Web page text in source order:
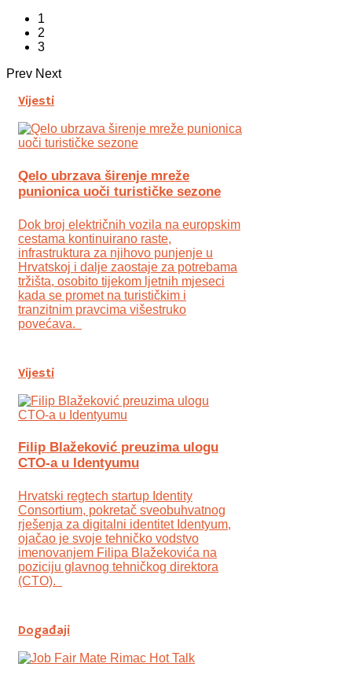
1
2
3
Prev Next
Vijesti
Qelo ubrzava širenje mreže
punionica uoči turističke sezone
Dok broj električnih vozila na europskim
cestama kontinuirano raste,
infrastruktura za njihovo punjenje u
Hrvatskoj i dalje zaostaje za potrebama
tržišta, osobito tijekom ljetnih mjeseci
kada se promet na turističkim i
tranzitnim pravcima višestruko
povećava.
Vijesti
Filip Blažeković preuzima ulogu
CTO-a u Identyumu
Hrvatski regtech startup Identity
Consortium, pokretač sveobuhvatnog
rješenja za digitalni identitet Identyum,
ojаčao je svoje tehničko vodstvo
imenovanjem Filipa Blažekovića na
poziciju glavnog tehničkog direktora
(CTO).
Događaji